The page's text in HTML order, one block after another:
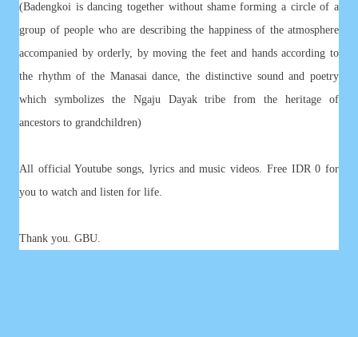
(Badengkoi is dancing together without shame forming a circle of a
group of people who are describing the happiness of the atmosphere
accompanied by orderly, by moving the feet and hands according to
the rhythm of the Manasai dance, the distinctive sound and poetry
which symbolizes the Ngaju Dayak tribe from the heritage of
ancestors to grandchildren)
All official Youtube songs, lyrics and music videos. Free IDR 0 for
you to watch and listen for life.
Thank you. GBU.